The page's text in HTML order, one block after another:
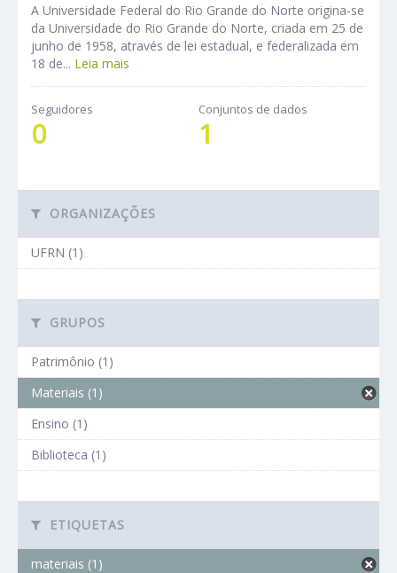
A Universidade Federal do Rio Grande do Norte origina-se
da Universidade do Rio Grande do Norte, criada em 25 de
junho de 1958, através de lei estadual, e federalizada em
18 de... Leia mais
Seguidores
0
Conjuntos de dados
1
ORGANIZAÇÕES
UFRN (1)
GRUPOS
Patrimônio (1)
Materiais (1)
Ensino (1)
Biblioteca (1)
ETIQUETAS
materiais (1)